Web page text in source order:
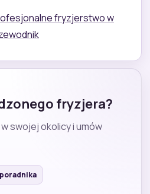
fryzjerstwo w
fryzjera?
swojej okolicy i umów